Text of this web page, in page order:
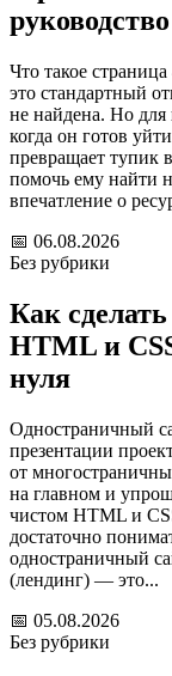
руководство
Что такое
это стандартный
не найдена. Но для
когда он готов
превращает тупик
помочь ему найти
впечатление о
📅 06.08.2026
Без рубрики
Как
HTML и
нуля
Одностраничный
презентации
от
на главном и
чистом HTML и
достаточно
одностраничный
(лендинг) — это...
📅 05.08.2026
Без рубрики